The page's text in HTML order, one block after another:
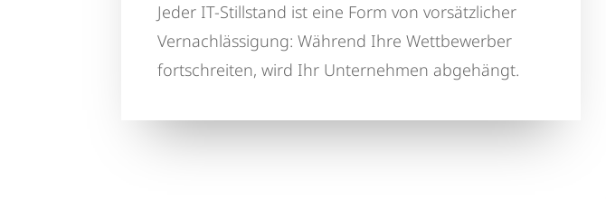
Jeder IT-Stillstand ist eine Form von vorsätzlicher
Vernachlässigung: Während Ihre Wettbewerber
fortschreiten, wird Ihr Unternehmen abgehängt.